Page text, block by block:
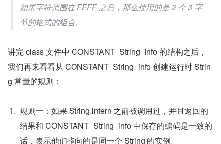
如果字符范围在 FFFF 之后，那么使用的是 2 个 3 字
节的格式的组合。
讲完 class 文件中 CONSTANT_String_info 的结构之后，
我们再来看看从 CONSTANT_String_info 创建运行时 Strin
g 常量的规则：
规则一：如果 String.intern 之前被调用过，并且返回的
结果和 CONSTANT_String_info 中保存的编码是一致的
话，表示他们指向的是同一个 String 的实例。